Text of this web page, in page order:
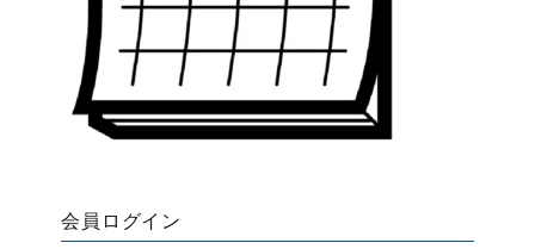
会員ログイン